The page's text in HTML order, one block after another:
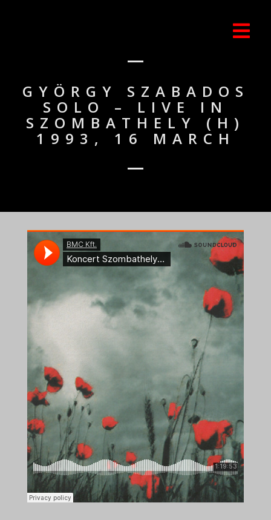
GYÖRGY SZABADOS
SOLO – LIVE IN
SZOMBATHELY (H)
1993, 16 MARCH